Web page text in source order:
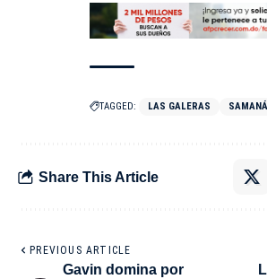
TAGGED: LAS GALERAS SAMANÁ
Share This Article
PREVIOUS ARTICLE
Gavin domina por